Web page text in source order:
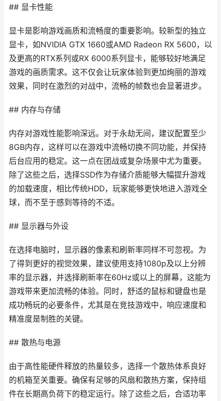
## 显卡性能
显卡是影响游戏画质和流畅度的重要影响。较新型的独立
显卡，如NVIDIA GTX 1660或AMD Radeon RX 5600，以
及更高的RTX系列或RX 6000系列显卡，能够较好地满足
游戏的画质需求。这不仅会让玩家体验到更加绚丽的游戏
效果，同时在激烈的对战中，流畅的帧数也会显著进步。
## 内存与存储
内存对游戏性能影响深远。对于永劫无间，建议配置至少
8GB内存，这样可以在游戏中流畅切换不同功能，并保持
后台应用的稳定。这一点在团战或复杂场景中尤为重要。
除了这些之后，选择SSD作为存储介质能够大幅提升游戏
的加载速度，相比传统HDD，玩家能够更快地进入游戏全
球，而不至于感到等待的不适。
## 显示器与外设
在选择电脑时，显示器的像素和刷新率同样不可忽视。为
了得到更好的视觉效果，建议使用支持1080p及以上分辨
率的显示器，并选择刷新率在60Hz或以上的屏幕，这能为
游戏带来更加流畅的体验。同时，舒适的鼠标和键盘也是
成功畅玩的必要条件，尤其是在竞技游戏中，响应速度和
精准度是制胜的关键。
## 散热与电源
由于高性能硬件释放的热量较多，选择一个散热体系良好
的机箱至关重要。确保有足够的风扇和散热方案，保持组
件在长期高负荷下的稳定运行。除了这些之后，合适功率